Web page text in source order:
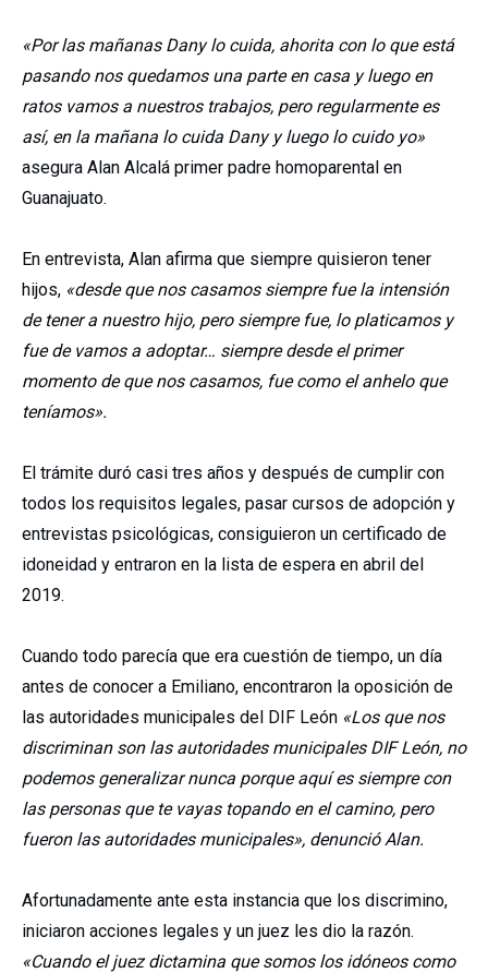
«Por las mañanas Dany lo cuida, ahorita con lo que está
pasando nos quedamos una parte en casa y luego en
ratos vamos a nuestros trabajos, pero regularmente es
así, en la mañana lo cuida Dany y luego lo cuido yo»
asegura Alan Alcalá primer padre homoparental en
Guanajuato.
En entrevista, Alan afirma que siempre quisieron tener
hijos, «desde que nos casamos siempre fue la intensión
de tener a nuestro hijo, pero siempre fue, lo platicamos y
fue de vamos a adoptar… siempre desde el primer
momento de que nos casamos, fue como el anhelo que
teníamos».
El trámite duró casi tres años y después de cumplir con
todos los requisitos legales, pasar cursos de adopción y
entrevistas psicológicas, consiguieron un certificado de
idoneidad y entraron en la lista de espera en abril del
2019.
Cuando todo parecía que era cuestión de tiempo, un día
antes de conocer a Emiliano, encontraron la oposición de
las autoridades municipales del DIF León «Los que nos
discriminan son las autoridades municipales DIF León, no
podemos generalizar nunca porque aquí es siempre con
las personas que te vayas topando en el camino, pero
fueron las autoridades municipales», denunció Alan.
Afortunadamente ante esta instancia que los discrimino,
iniciaron acciones legales y un juez les dio la razón.
«Cuando el juez dictamina que somos los idóneos como